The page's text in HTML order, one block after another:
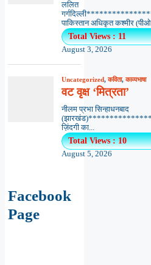
ललित
पाकिस्तान अधिकृत कश्मीर
Total Views : 11
August 3, 2026
Uncategorized,कविता,काव्यभाषा
वट वृक्ष ‘मित्रता’
नीलम प्रभा सिन्हाधनबाद
ज़िंदगी का...
Total Views : 10
August 5, 2026
Facebook
Page